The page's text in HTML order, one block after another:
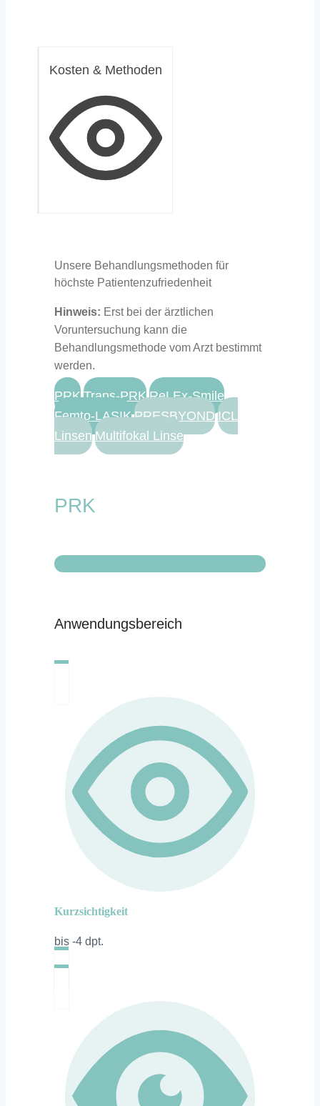
Kosten & Methoden
Unsere Behandlungsmethoden für
höchste Patientenzufriedenheit
Hinweis: Erst bei der ärztlichen
Voruntersuchung kann die
Behandlungsmethode vom Arzt bestimmt
werden.
PRK Trans-PRK ReLEx-Smile
Femto-LASIK PRESBYOND ICL
Linsen Multifokal Linse
PRK
Anwendungsbereich
Kurzsichtigkeit
bis -4 dpt.